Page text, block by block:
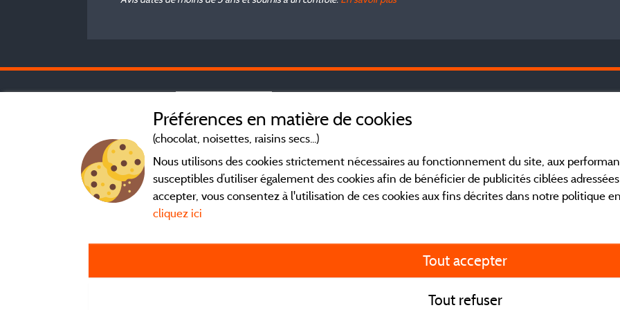
Mentions légales
Préférences en matière de cookies
(chocolat, noisettes, raisins secs...)
Nous utilisons des cookies strictement nécessaires au fonctionnement du site, aux
susceptibles d’utiliser également des cookies afin de bénéficier de publicités ciblées
accepter, vous consentez à l'utilisation de ces cookies aux fins décrites dans notre politique
cliquez ici
Tout accepter
Tout refuser